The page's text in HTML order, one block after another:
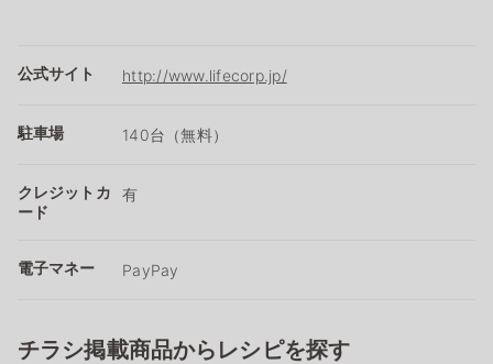
公式サイト http://www.lifecorp.jp/
駐車場 140台（無料）
クレジットカ
ード
有
電子マネー PayPay
チラシ掲載商品からレシピを探す